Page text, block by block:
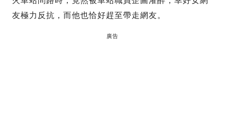
友極力反抗，而他也恰好趕至帶走網友。
廣告